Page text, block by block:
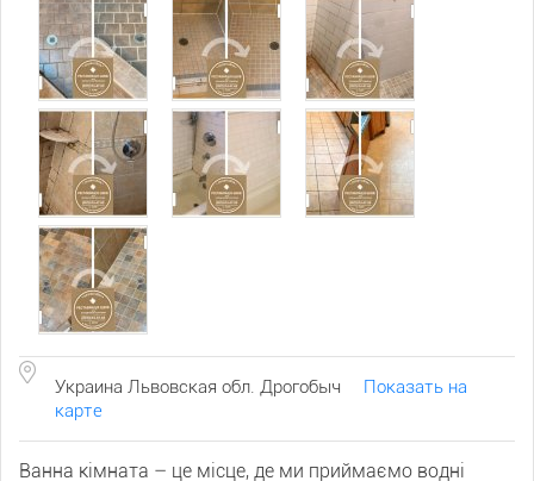
Украина Львовская обл. Дрогобыч
Показать на
карте
Ванна кімната – це місце, де ми приймаємо водні